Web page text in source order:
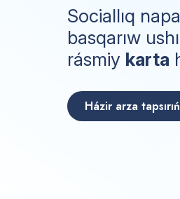
Sociallıq
basqarıw
rásmiy karta
Házir arza tapsırıń